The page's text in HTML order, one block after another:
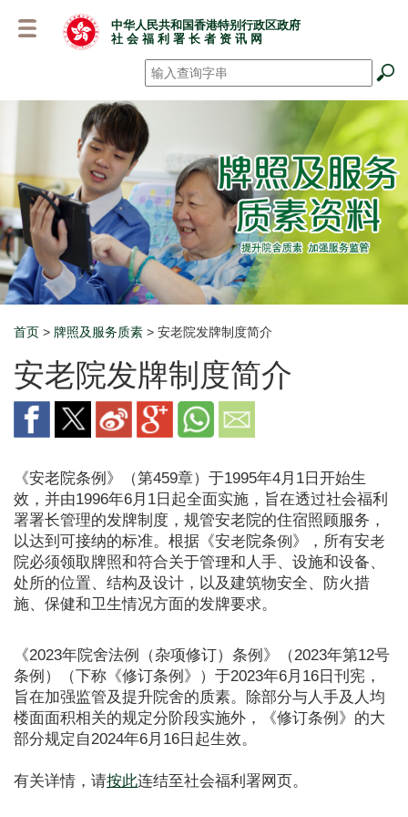
容
中华人民共和国香港特别行政区政府
社 会 福 利 署 长 者 资 讯 网
搜寻 *
Breadcrumb
首页 > 牌照及服务质素 > 安老院发牌制度简介
安老院发牌制度简介
《安老院条例》（第459章）于1995年4月1日开始生
效，并由1996年6月1日起全面实施，旨在透过社会福利
署署长管理的发牌制度，规管安老院的住宿照顾服务，
以达到可接纳的标准。根据《安老院条例》，所有安老
院必须领取牌照和符合关于管理和人手、设施和设备、
处所的位置、结构及设计，以及建筑物安全、防火措
施、保健和卫生情况方面的发牌要求。
《2023年院舍法例（杂项修订）条例》（2023年第12号
条例）（下称《修订条例》）于2023年6月16日刊宪，
旨在加强监管及提升院舍的质素。除部分与人手及人均
楼面面积相关的规定分阶段实施外，《修订条例》的大
部分规定自2024年6月16日起生效。
有关详情，请按此连结至社会福利署网页。